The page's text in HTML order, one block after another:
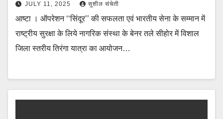
JULY 11, 2025 सुशील संचेती
आष्टा । ऑपरेशन ‘‘सिंदूर’’ की सफलता एवं भारतीय सेना के सम्मान में
राष्ट्रीय सुरक्षा के लिये नागरिक संस्था के बेनर तले सीहोर में विशाल
जिला स्तरीय तिरंगा यात्रा का आयोजन…